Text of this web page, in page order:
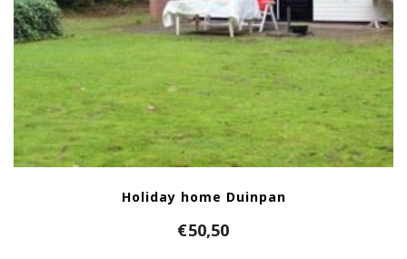
Holiday home Duinpan
€50,50